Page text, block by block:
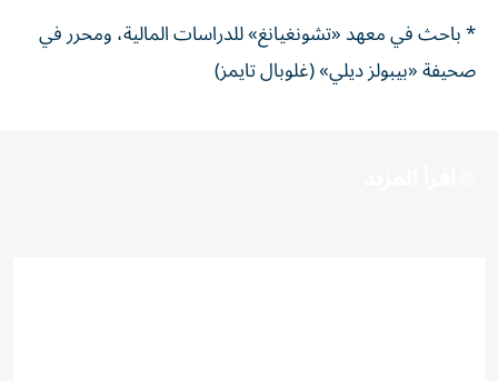
* باحث في معهد «تشونغيانغ» للدراسات المالية، ومحرر في
صحيفة «بيبولز ديلي» (غلوبال تايمز)